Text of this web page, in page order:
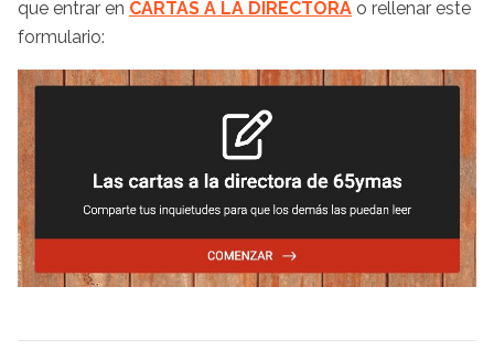
que entrar en CARTAS A LA DIRECTORA o rellenar este
formulario: